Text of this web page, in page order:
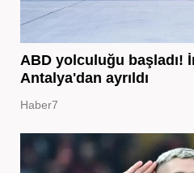
ABD yolculuğu başladı!
Antalya'dan ayrıldı
Haber7